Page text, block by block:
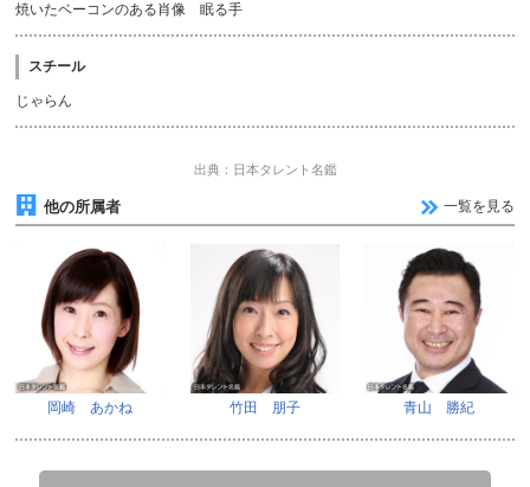
焼いたベーコンのある肖像 眠る手
スチール
じゃらん
出典：日本タレント名鑑
他の所属者 一覧を見る
岡崎 あかね 竹田 朋子 青山 勝紀